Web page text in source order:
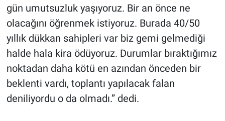
gün umutsuzluk yaşıyoruz. Bir an önce ne
olacağını öğrenmek istiyoruz. Burada 40/50
yıllık dükkan sahipleri var biz gemi gelmediği
halde hala kira ödüyoruz. Durumlar bıraktığımız
noktadan daha kötü en azından önceden bir
beklenti vardı, toplantı yapılacak falan
deniliyordu o da olmadı.” dedi.